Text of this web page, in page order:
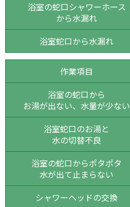
浴室の蛇口シャワーホース
から水漏れ
浴室蛇口から水漏れ
作業項目
浴室の蛇口から
お湯が出ない、水量が少ない
浴室蛇口のお湯と
水の切替不良
浴室の蛇口からポタポタ
水が出て止まらない
シャワーヘッドの交換